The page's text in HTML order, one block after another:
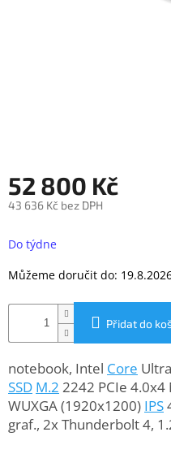
Rozšíření
záruk
a
pojištění
Splátky
Gaming
Telefony
a
tablety
Cyklo
52 800 Kč
43 636 Kč bez DPH
cena:
Do týdne
Můžeme doručit do:
Přidat do
notebook, Intel Core
SSD M.2 2242 PCIe 4.0x4
WUXGA (1920x1200) IPS
graf., 2x Thunderbolt 4,